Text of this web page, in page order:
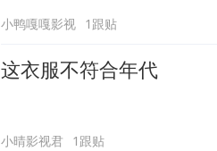
小鸭嘎嘎影视 1跟贴
这衣服不符合年代
小晴影视君 1跟贴